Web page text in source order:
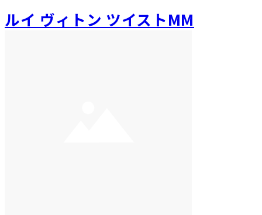
ルイ ヴィトン ツイストMM